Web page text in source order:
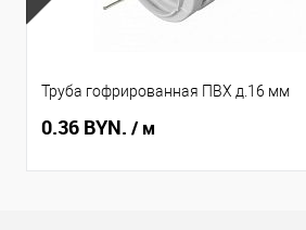
Труба гофрированная ПВХ д.16 мм
0.36 BYN. / м